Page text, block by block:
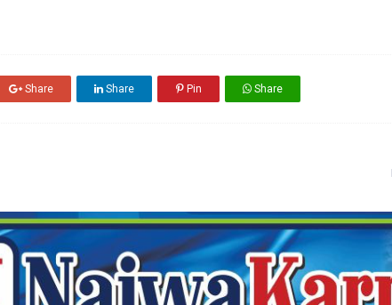
Share Share Pin Share